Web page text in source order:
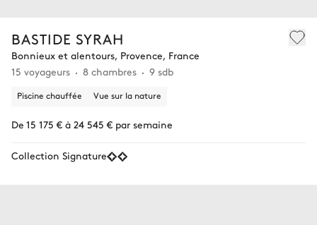
BASTIDE SYRAH
Bonnieux et alentours, Provence, France
15 voyageurs
8 chambres 9 sdb
Piscine chauffée Vue sur la nature
De 15 175 € à 24 545 € par semaine
Collection Signature